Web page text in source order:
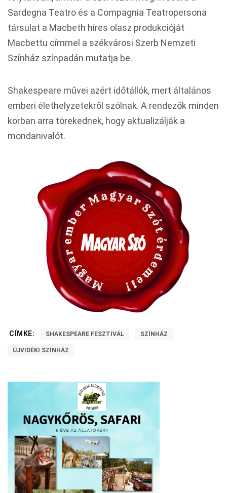
Sardegna Teatro és a Compagnia Teatropersona
társulat a Macbeth híres olasz produkcióját
Macbettu címmel a székvárosi Szerb Nemzeti
Színház színpadán mutatja be.
Shakespeare művei azért időtállók, mert általános
emberi élethelyzetekről szólnak. A rendezők minden
korban arra törekednek, hogy aktualizálják a
mondanivalót.
CÍMKE: SHAKESPEARE FESZTIVÁL SZÍNHÁZ
ÚJVIDÉKI SZÍNHÁZ